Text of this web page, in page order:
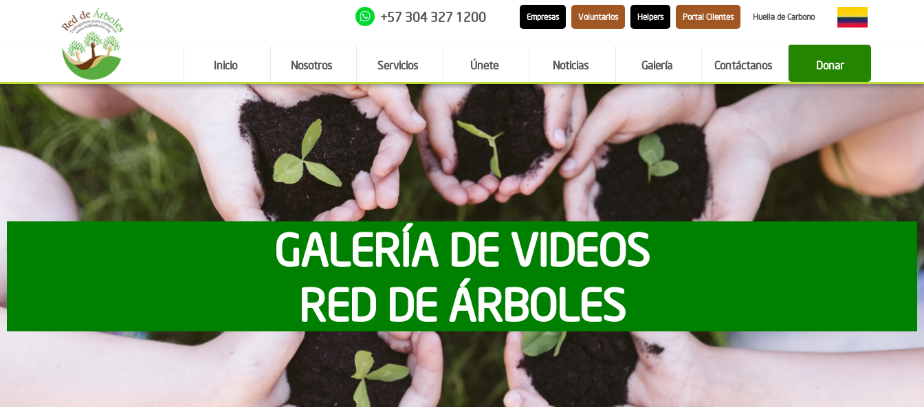
+57 304 327 1200 Empresas Voluntarios Helpers Portal Clientes Huella de Carbono
Inicio Nosotros Servicios Únete Noticias Galería Contáctanos Donar
GALERÍA DE VIDEOS
RED DE ÁRBOLES